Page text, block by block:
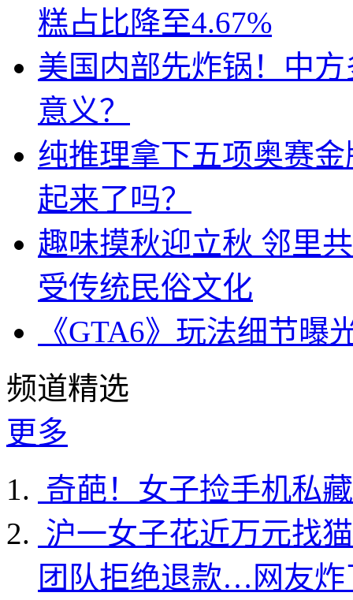
糕占比降至4.67%
美国内部先炸锅！中
意义？
纯推理拿下五项奥赛
起来了吗？
趣味摸秋迎立秋 邻里
受传统民俗文化
《GTA6》玩法细节
频道精选
更多
奇葩！女子捡手机私
沪一女子花近万元找
团队拒绝退款…网友炸